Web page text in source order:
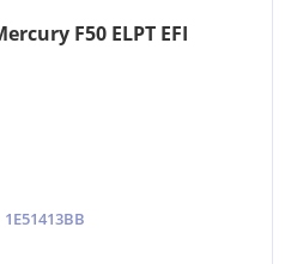
F50 ELPT EFI
1E51413BB